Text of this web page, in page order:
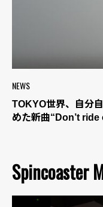
NEWS
TOKYO世界、自分
めた新曲“Don’t ride
Spincoaster